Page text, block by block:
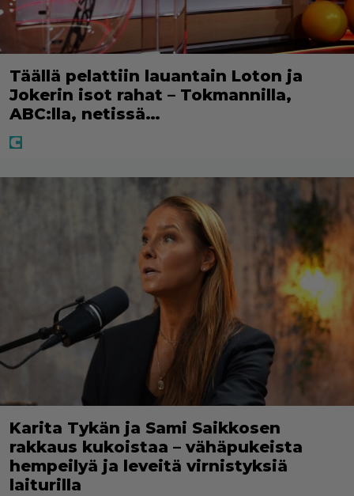
Täällä pelattiin lauantain Loton ja
Jokerin isot rahat – Tokmannilla,
ABC:lla, netissä…
Karita Tykän ja Sami Saikkosen
rakkaus kukoistaa – vähäpukeista
hempeilyä ja leveitä virnistyksiä
laiturilla